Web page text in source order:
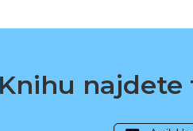
Knihu najdete